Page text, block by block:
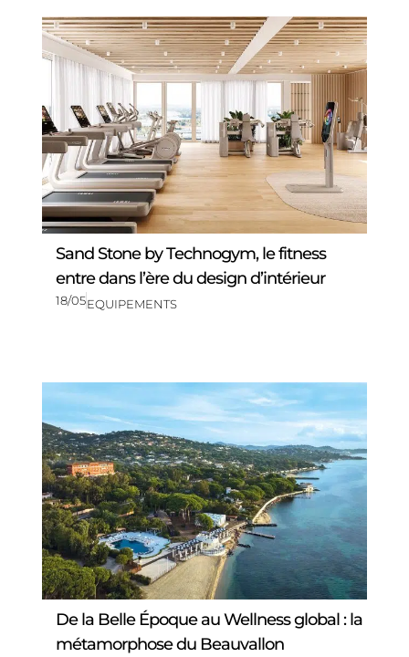
Sand Stone by Technogym, le fitness
entre dans l’ère du design d’intérieur
18/05EQUIPEMENTS
De la Belle Époque au Wellness global : la
métamorphose du Beauvallon